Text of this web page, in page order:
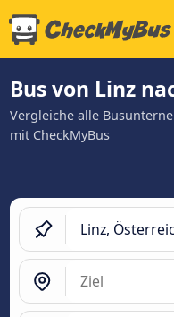
Bus von Linz
Vergleiche alle
mit CheckMyBus